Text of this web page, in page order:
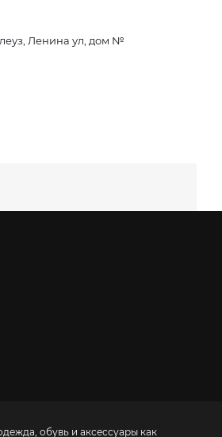
Ленина ул, дом №
обувь и аксессуары как